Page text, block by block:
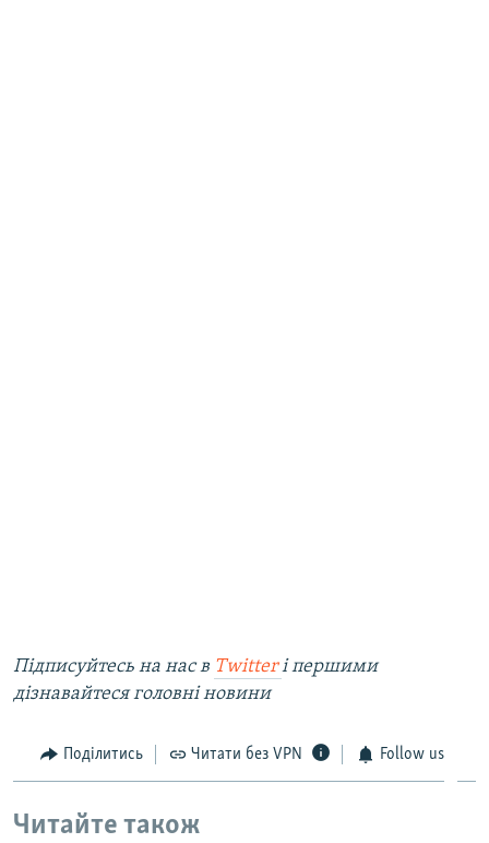
Підписуйтесь на наc в Twitterі першими
дізнавайтеся головні новини
Поділитись Читати без VPN Follow us
Читайте також